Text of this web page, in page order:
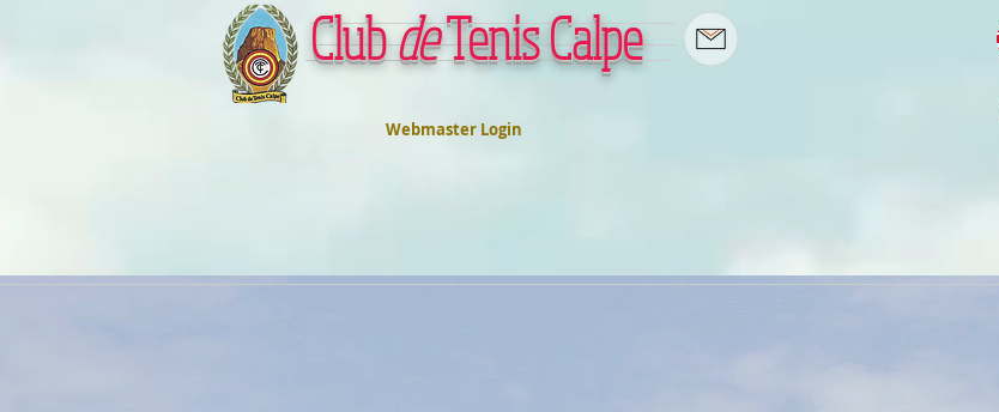
ClubdeTenis Calpe
Webmaster Login